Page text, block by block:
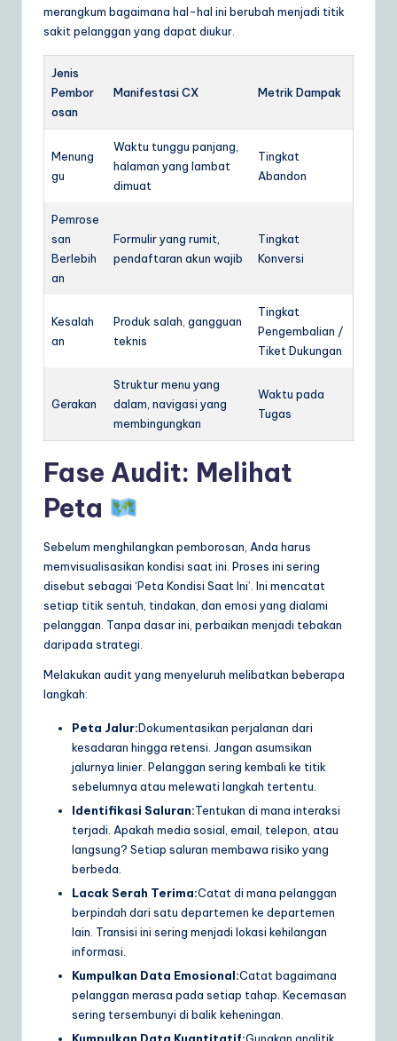
merangkum bagaimana hal-hal ini berubah menjadi titik
sakit pelanggan yang dapat diukur.
Jenis
Pembor
osan
Manifestasi CX Metrik Dampak
Menung
gu
Waktu tunggu panjang,
halaman yang lambat
dimuat
Tingkat
Abandon
Pemrose
san
Berlebih
an
Formulir yang rumit,
pendaftaran akun wajib
Tingkat
Konversi
Kesalah
an
Produk salah, gangguan
teknis
Tingkat
Pengembalian /
Tiket Dukungan
Gerakan
Struktur menu yang
dalam, navigasi yang
membingungkan
Waktu pada
Tugas
Fase Audit: Melihat
Peta
Sebelum menghilangkan pemborosan, Anda harus
memvisualisasikan kondisi saat ini. Proses ini sering
disebut sebagai ‘Peta Kondisi Saat Ini’. Ini mencatat
setiap titik sentuh, tindakan, dan emosi yang dialami
pelanggan. Tanpa dasar ini, perbaikan menjadi tebakan
daripada strategi.
Melakukan audit yang menyeluruh melibatkan beberapa
langkah:
Peta Jalur:Dokumentasikan perjalanan dari
kesadaran hingga retensi. Jangan asumsikan
jalurnya linier. Pelanggan sering kembali ke titik
sebelumnya atau melewati langkah tertentu.
Identifikasi Saluran:Tentukan di mana interaksi
terjadi. Apakah media sosial, email, telepon, atau
langsung? Setiap saluran membawa risiko yang
berbeda.
Lacak Serah Terima:Catat di mana pelanggan
berpindah dari satu departemen ke departemen
lain. Transisi ini sering menjadi lokasi kehilangan
informasi.
Kumpulkan Data Emosional:Catat bagaimana
pelanggan merasa pada setiap tahap. Kecemasan
sering tersembunyi di balik keheningan.